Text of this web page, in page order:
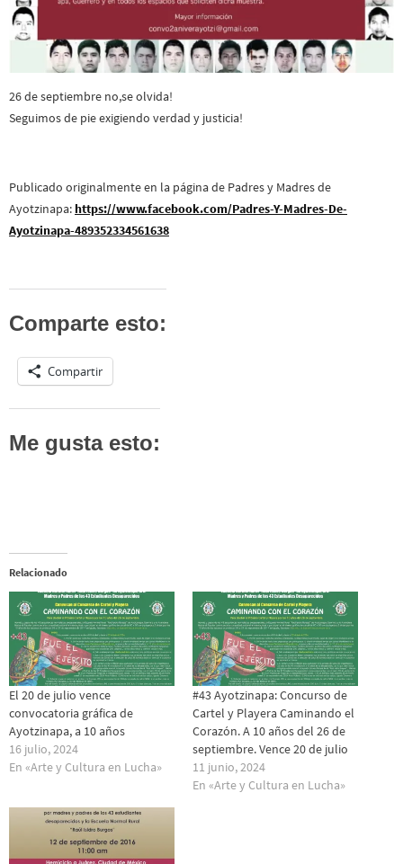
26 de septiembre no,se olvida!
Seguimos de pie exigiendo verdad y justicia!
Publicado originalmente en la página de Padres y Madres de
Ayotzinapa: https://www.facebook.com/Padres-Y-Madres-De-
Ayotzinapa-489352334561638
Comparte esto:
Compartir
Me gusta esto:
Relacionado
El 20 de julio vence
convocatoria gráfica de
Ayotzinapa, a 10 años
16 julio, 2024
En «Arte y Cultura en Lucha»
#43 Ayotzinapa: Concurso de
Cartel y Playera Caminando el
Corazón. A 10 años del 26 de
septiembre. Vence 20 de julio
11 junio, 2024
En «Arte y Cultura en Lucha»